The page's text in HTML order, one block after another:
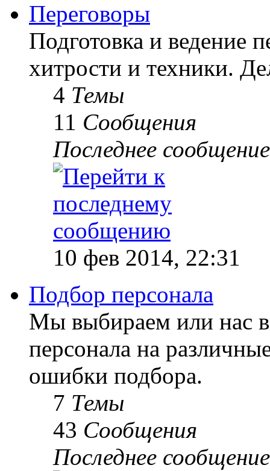
Переговоры
Подготовка и ведение
хитрости и техники.
4 Темы
11 Сообщения
Последнее сообщение
10 фев 2014, 22:31
Подбор персонала
Мы выбираем или нас
персонала на
ошибки подбора.
7 Темы
43 Сообщения
Последнее сообщение